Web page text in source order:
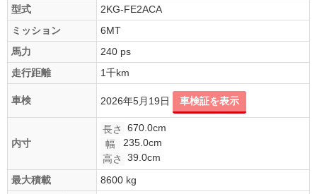
型式
2KG-FE2ACA
ミッション
6MT
馬力
240 ps
走行距離
1千km
車検 2026年5月19日 車検証を表示
内寸
長さ
670.0cm
幅
235.0cm
高さ
39.0cm
最大積載
8600 kg